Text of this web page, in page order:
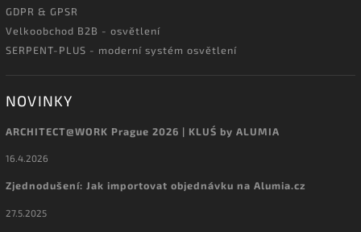
GDPR & GPSR
Velkoobchod B2B - osvětlení
SERPENT-PLUS - moderní systém osvětlení
NOVINKY
ARCHITECT@WORK Prague 2026 | KLUŚ by ALUMIA
16.4.2026
Zjednodušení: Jak importovat objednávku na Alumia.cz
27.5.2025